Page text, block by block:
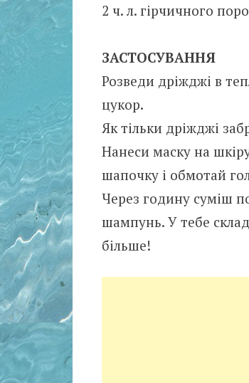
2 ч. л. гірчичного
ЗАСТОСУВАННЯ
Розведи дріжджі в
цукор.
Як тільки дріжджі
Нанеси маску на
шапочку і обмотай
Через годину суміш
шампунь. У тебе
більше!